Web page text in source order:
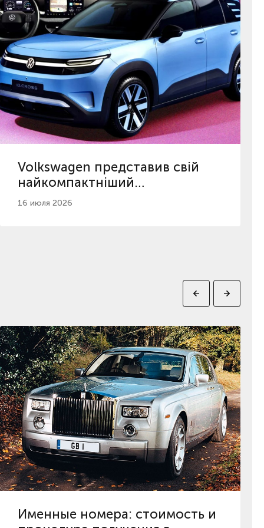
Volkswagen представив свій
найкомпактніший
електрокросовер ID. Cross
16 июля 2026
Именные номера: стоимость и